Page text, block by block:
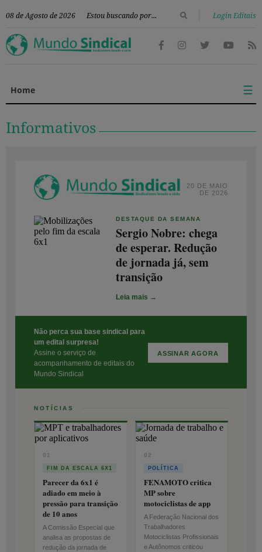
08 de Agosto de 2026 Login Editais
Home ☰
Informativos
20 DE MAIO
DE 2026
DESTAQUE DA SEMANA
Sergio Nobre: chega
de esperar. Redução
de jornada já, sem
transição
Leia mais →
Não perca sua base sindical para
um edital surpresa!
Assine o serviço de
acompanhamento de editais do
Mundo Sindical
ASSINAR AGORA
NOTÍCIAS
01
FIM DA ESCALA 6X1
Parecer da 6x1 é
adiado em meio à
pressão para transição
de 10 anos
A Comissão Especial que
analisa as propostas de
redução da jornada de
02
POLÍTICA
FENAMOTO critica
MP sobre
motociclistas de app
A Federação Nacional dos
Trabalhadores
Motociclistas Profissionais
e Autônomos criticou